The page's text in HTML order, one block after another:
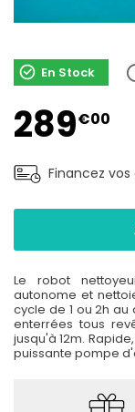
En Stock
289€00
Financez
Le robot
autonome et
cycle de 1 ou 2h
enterrées tous
jusqu'à 12m.
puissante pompe